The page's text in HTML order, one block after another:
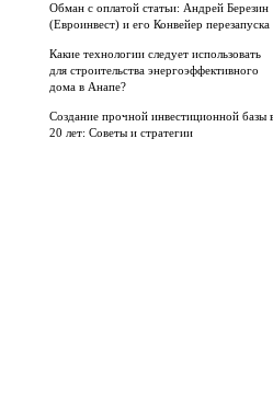
Обман с оплатой статьи: Андрей Березин
(Евроинвест) и его Конвейер перезапуска
Какие технологии следует использовать
для строительства энергоэффективного
дома в Анапе?
Создание прочной инвестиционной базы
20 лет: Советы и стратегии